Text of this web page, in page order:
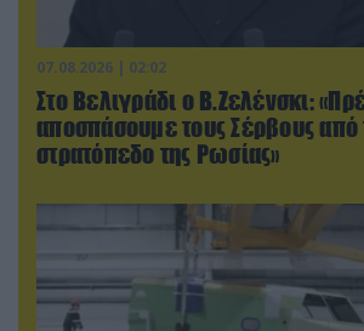
07.08.2026 | 02:02
Στο Βελιγράδι ο Β.Ζελένσκι:
αποσπάσουμε τους Σέρβους από
στρατόπεδο της Ρωσίας»